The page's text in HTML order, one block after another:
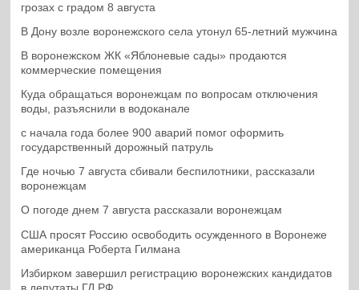
грозах с градом 8 августа
В Дону возле воронежского села утонул 65-летний мужчина
В воронежском ЖК «Яблоневые сады» продаются
коммерческие помещения
Куда обращаться воронежцам по вопросам отключения
воды, разъяснили в водоканале
с начала года более 900 аварий помог оформить
государственный дорожный патруль
Где ночью 7 августа сбивали беспилотники, рассказали
воронежцам
О погоде днем 7 августа рассказали воронежцам
США просят Россию освободить осужденного в Воронеже
американца Роберта Гилмана
Избирком завершил регистрацию воронежских кандидатов